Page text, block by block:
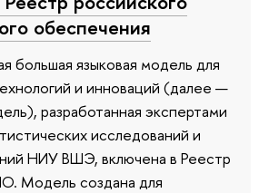
обеспечения
большая языковая модель для
и инноваций (далее —
разработанная экспертами
исследований и
НИУ ВШЭ, включена в Реестр
Модель создана для